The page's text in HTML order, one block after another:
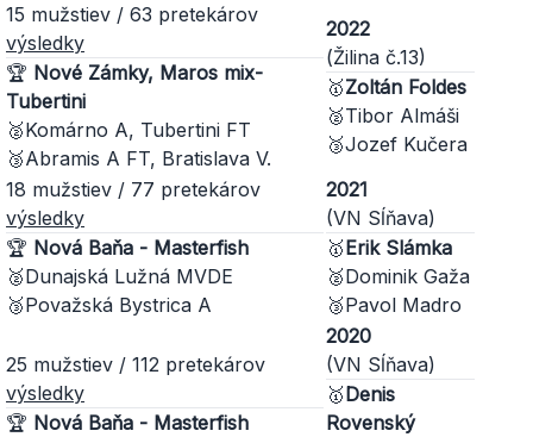
15 mužstiev / 63 pretekárov
výsledky
🏆 Nové Zámky, Maros mix-
Tubertini
🥈Komárno A, Tubertini FT
🥉Abramis A FT, Bratislava V.
2022
(Žilina č.13)
🥇Zoltán Foldes
🥈Tibor Almáši
🥉Jozef Kučera
18 mužstiev / 77 pretekárov
výsledky
🏆 Nová Baňa - Masterfish
🥈Dunajská Lužná MVDE
🥉Považská Bystrica A
2021
(VN Sĺňava)
🥇Erik Slámka
🥈Dominik Gaža
🥉Pavol Madro
25 mužstiev / 112 pretekárov
výsledky
🏆 Nová Baňa - Masterfish
2020
(VN Sĺňava)
🥇Denis
Rovenský